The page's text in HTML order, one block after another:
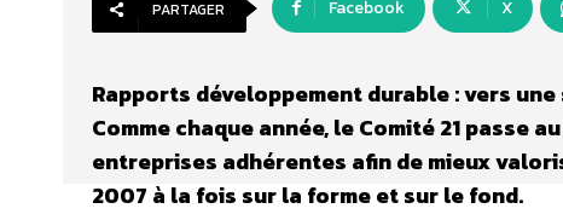
PARTAGER Facebook X
Rapports développement durable : vers
Comme chaque année, le Comité 21 passe
entreprises adhérentes afin de mieux
2007 à la fois sur la forme et sur le fond.